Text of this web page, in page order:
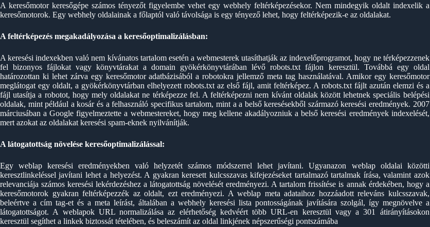
A keresőmotor keresőgépe számos tényezőt figyelembe vehet egy webhely feltérképezésekor. Nem mindegyik oldalt indexelik a
keresőmotorok. Egy webhely oldalainak a főlaptól való távolsága is egy tényező lehet, hogy feltérképezik-e az oldalakat.
A feltérképezés megakadályozása a keresőoptimalizálásban:
A keresési indexekben való nem kívánatos tartalom esetén a webmesterek utasíthatják az indexelőprogramot, hogy ne térképezzenek
fel bizonyos fájlokat vagy könyvtárakat a domain gyökérkönyvtárában lévő robots.txt fájlon keresztül. Továbbá egy oldal
határozottan ki lehet zárva egy keresőmotor adatbázisából a robotokra jellemző meta tag használatával. Amikor egy keresőmotor
meglátogat egy oldalt, a gyökérkönyvtárban elhelyezett robots.txt az első fájl, amit feltérképez. A robots.txt fájlt azután elemzi és a
fájl utasítja a robotot, hogy mely oldalakat ne térképezze fel. A feltérképezni nem kívánt oldalak között lehetnek speciális belépési
oldalak, mint például a kosár és a felhasználó specifikus tartalom, mint a a belső keresésekből származó keresési eredmények. 2007
márciusában a Google figyelmeztette a webmestereket, hogy meg kellene akadályozniuk a belső keresési eredmények indexelését,
mert azokat az oldalakat keresési spam-eknek nyilvánítják.
A látogatottság növelése keresőoptimalizálással:
Egy weblap keresési eredményekben való helyzetét számos módszerrel lehet javítani. Ugyanazon weblap oldalai közötti
keresztlinkeléssel javítani lehet a helyezést. A gyakran keresett kulcsszavas kifejezéseket tartalmazó tartalmak írása, valamint azok
relevanciája számos keresési lekérdezéshez a látogatottság növelését eredményezi. A tartalom frissítése is annak érdekében, hogy a
keresőmotorok gyakran feltérképezzék az oldalt, ezt eredményezi. A weblap meta adataihoz hozzáadott releváns kulcsszavak,
beleértve a cím tag-et és a meta leírást, általában a webhely keresési lista pontosságának javítására szolgál, így megnövelve a
látogatottságot. A weblapok URL normalizálása az elérhetőség kedvéért több URL-en keresztül vagy a 301 átirányításokon
keresztül segíthet a linkek biztossát tételében, és beleszámít az oldal linkjének népszerűségi pontszámába